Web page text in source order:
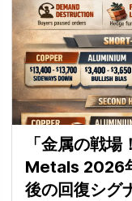
「金属の戦
Metals 2026
後の回復シグ